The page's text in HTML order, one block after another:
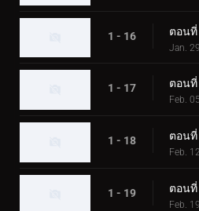
1 - 16 ตอนที่
Jan.
1 - 17 ตอนที่
Feb.
1 - 18 ตอนที่
Feb.
1 - 19 ตอน
Feb.